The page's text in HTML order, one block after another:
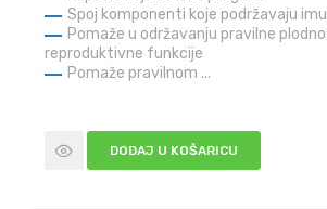
Spoj komponenti koje podržavaju
Pomaže u održavanju pravilne
reproduktivne funkcije
Pomaže pravilnom ...
DODAJ U KOŠARICU